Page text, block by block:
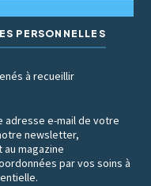
PERSONNELLES
à recueillir
adresse e-mail de votre
newsletter,
magazine
par vos soins à